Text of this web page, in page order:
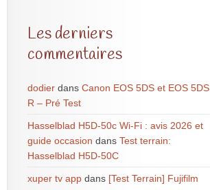
Les derniers
commentaires
dodierdans Canon EOS 5DS et EOS 5DS
R – Pré Test
Hasselblad H5D-50c Wi-Fi : avis 2026 et
guide occasion dans Test terrain:
Hasselblad H5D-50C
xuper tv appdans [Test Terrain] Fujifilm